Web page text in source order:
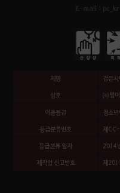
E-mail :
제명 검은사
상호 ㈜펄
이용등급 청소
등급분류번호 제
등급분류 일자 2014
제작업 신고번호 제